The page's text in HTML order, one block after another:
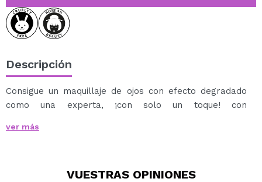
Descripción
Consigue un maquillaje de ojos con efecto degradado
como una experta, ¡con solo un toque! con
Stick de elroel.
diseñados para crear fácilmente un look sofisticado,
ver más
VUESTRAS OPINIONES